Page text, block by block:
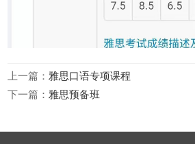
上一篇：雅思口语专项课程
下一篇：雅思预备班